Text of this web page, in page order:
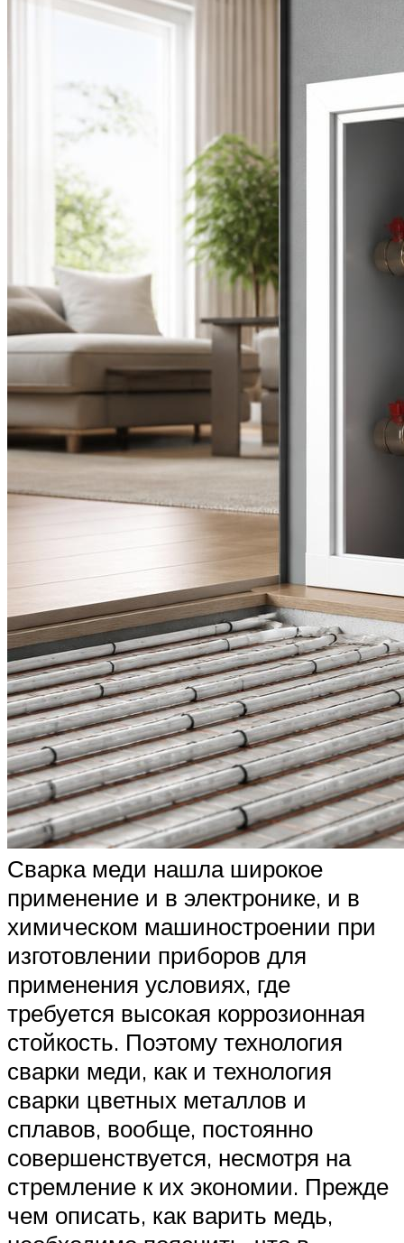
Сварка меди нашла широкое
применение и в электронике, и в
химическом машиностроении при
изготовлении приборов для
применения условиях, где
требуется высокая коррозионная
стойкость. Поэтому технология
сварки меди, как и технология
сварки цветных металлов и
сплавов, вообще, постоянно
совершенствуется, несмотря на
стремление к их экономии. Прежде
чем описать, как варить медь,